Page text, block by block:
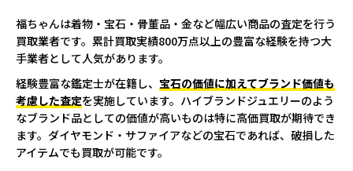
福ちゃんは着物・宝石・骨董品・金など幅広い商品の査定を行う
買取業者です。累計買取実績800万点以上の豊富な経験を持つ大
手業者として人気があります。
経験豊富な鑑定士が在籍し、 宝石の価値に加えてブランド価値も
考慮した査定を実施しています。ハイブランドジュエリーのよう
なブランド品としての価値が高いものは特に高価買取が期待でき
ます。ダイヤモンド・サファイアなどの宝石であれば、破損した
アイテムでも買取が可能です。